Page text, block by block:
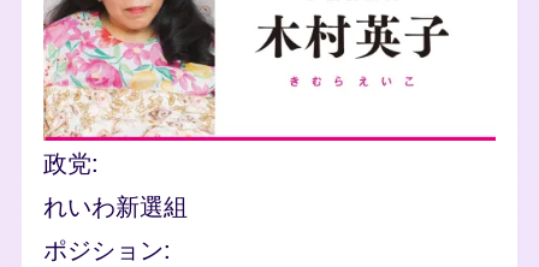
政党
れいわ新選組
ポジション